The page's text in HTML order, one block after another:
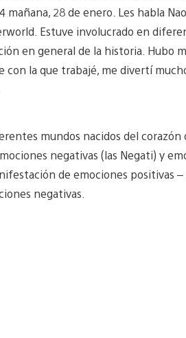
28 de enero. Les habla
Estuve involucrado en
en general de la historia. Hubo
la que trabajé, me divertí
mundos nacidos del
negativas (las Negati) y
de emociones positivas
negativas.